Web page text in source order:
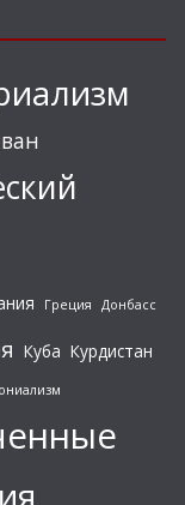
Греция Донбасс
Куба Курдистан